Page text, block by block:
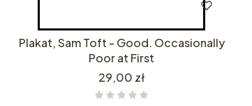
Plakat, Sam Toft - Good. Occasionally
Poor at First
Cena
29,00 zł